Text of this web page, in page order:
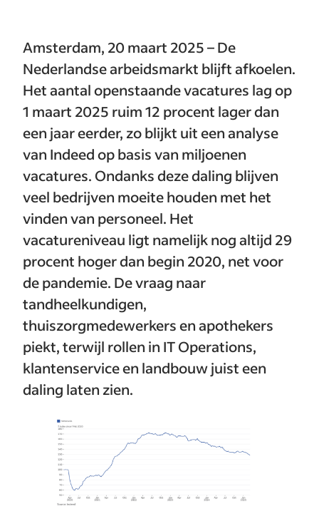
Amsterdam, 20 maart 2025 – De
Nederlandse arbeidsmarkt blijft afkoelen.
Het aantal openstaande vacatures lag op
1 maart 2025 ruim 12 procent lager dan
een jaar eerder, zo blijkt uit een analyse
van Indeed op basis van miljoenen
vacatures. Ondanks deze daling blijven
veel bedrijven moeite houden met het
vinden van personeel. Het
vacatureniveau ligt namelijk nog altijd 29
procent hoger dan begin 2020, net voor
de pandemie. De vraag naar
tandheelkundigen,
thuiszorgmedewerkers en apothekers
piekt, terwijl rollen in IT Operations,
klantenservice en landbouw juist een
daling laten zien.